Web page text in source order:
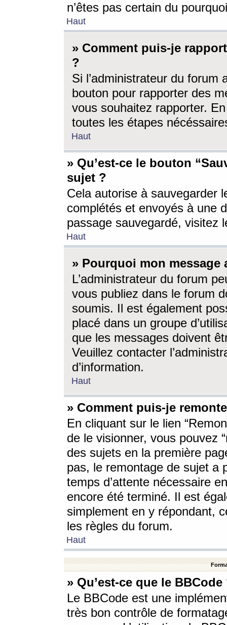
n’êtes pas certain du
Haut
» Comment puis-je
?
Si l’administrateur du forum
bouton pour rapporter des
vous souhaitez rapporter.
toutes les étapes
Haut
» Qu’est-ce le bouton
sujet ?
Cela autorise à sauvegarder
complétés et envoyés à une
passage sauvegardé, visitez
Haut
» Pourquoi mon message
L’administrateur du forum
vous publiez dans le forum
soumis. Il est également
placé dans un groupe
que les messages doivent
Veuillez contacter
d’information.
Haut
» Comment puis-je
En cliquant sur le lien
de le visionner, vous pouvez
des sujets en la première
pas, le remontage de sujet a
temps d’attente nécessaire
encore été terminé. Il est
simplement en y répondant,
les règles du forum.
Haut
» Qu’est-ce que le BBCode
Le BBCode est une
très bon contrôle de